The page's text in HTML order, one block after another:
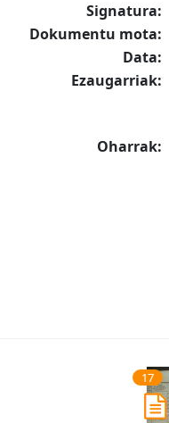
Signatura:
Dokumentu mota:
Data:
Ezaugarriak:
Oharrak:
17